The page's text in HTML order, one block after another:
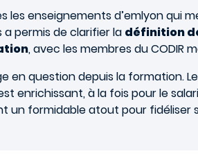
enseignements d’emlyon qui
a permis de clarifier la définition
, avec les membres du CODIR
question depuis la formation.
à la fois pour le
un formidable atout pour